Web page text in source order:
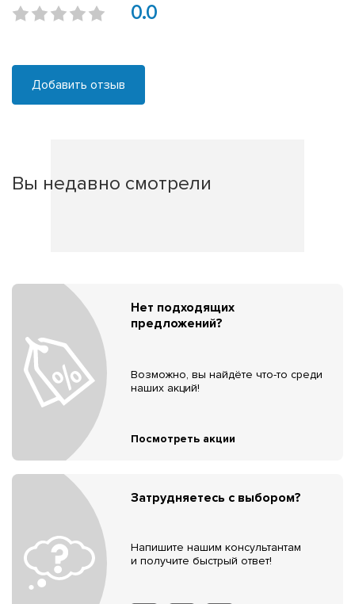
0.0
Добавить отзыв
Вы недавно смотрели
Нет подходящих
предложений?
Возможно, вы найдёте что-то среди
наших акций!
Посмотреть акции
Затрудняетесь с выбором?
Напишите нашим консультантам
и получите быстрый ответ!